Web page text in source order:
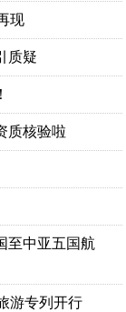
现
质疑
质核验啦
至中亚五国航
游专列开行